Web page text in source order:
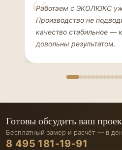
Елена Соколова
ДИЗАЙНЕР ИНТЕРЬЕРОВ
Работаем с ЭКОЛЮКС
Производство не
качество стабильное —
довольны результатом.
Готовы обсудить ваш
Бесплатный замер и расчёт — в
8 495 181-19-91